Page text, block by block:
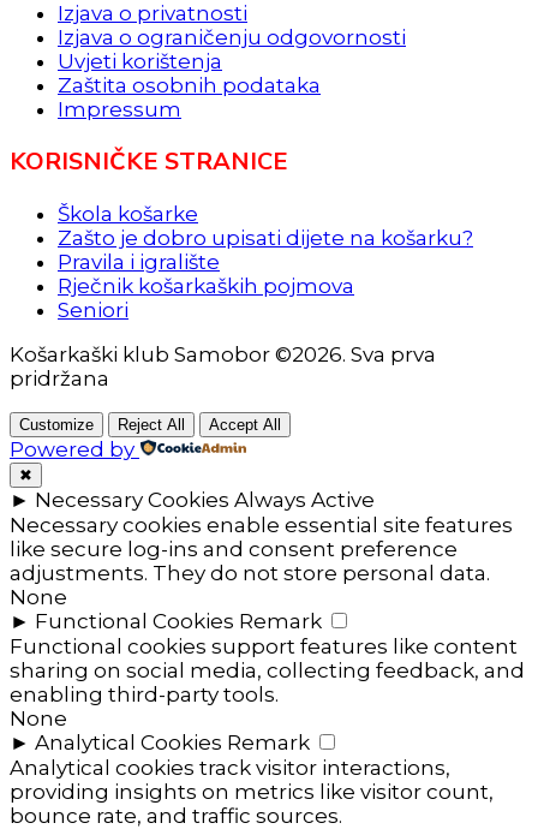
Izjava o privatnosti
Izjava o ograničenju odgovornosti
Uvjeti korištenja
Zaštita osobnih podataka
Impressum
KORISNIČKE STRANICE
Škola košarke
Zašto je dobro upisati dijete na košarku?
Pravila i igralište
Rječnik košarkaških pojmova
Seniori
Košarkaški klub Samobor ©2026. Sva prva
pridržana
Customize Reject All Accept All
Powered by
✖
► Necessary Cookies Always Active
Necessary cookies enable essential site features
like secure log-ins and consent preference
adjustments. They do not store personal data.
None
► Functional Cookies Remark
Functional cookies support features like content
sharing on social media, collecting feedback, and
enabling third-party tools.
None
► Analytical Cookies Remark
Analytical cookies track visitor interactions,
providing insights on metrics like visitor count,
bounce rate, and traffic sources.